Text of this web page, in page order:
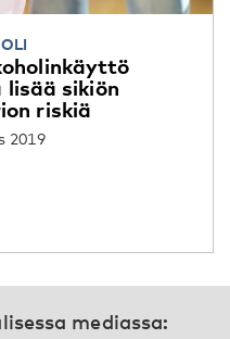
lisää sikiön
riskiä
2019
mediassa: